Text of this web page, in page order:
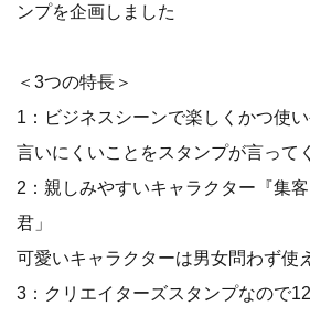
ンプを企画しました
＜3つの特長＞
1：ビジネスシーンで楽しくかつ使
言いにくいことをスタンプが言って
2：親しみやすいキャラクター『集
君」
可愛いキャラクターは男女問わず使
3：クリエイターズスタンプなので